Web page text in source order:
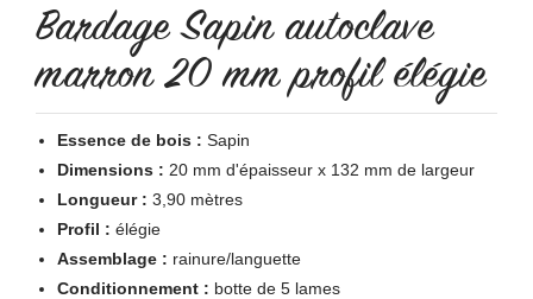
Bardage Sapin autoclave
marron 20 mm profil élégie
Essence de bois : Sapin
Dimensions : 20 mm d'épaisseur x 132 mm de largeur
Longueur : 3,90 mètres
Profil : élégie
Assemblage : rainure/languette
Conditionnement : botte de 5 lames